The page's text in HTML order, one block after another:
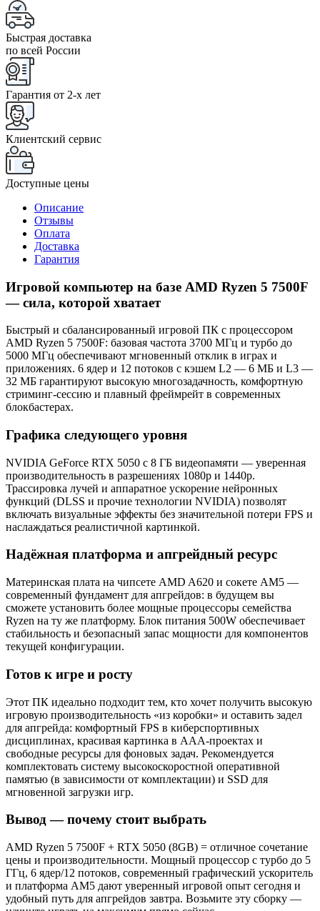
Быстрая доставка
по всей России
Гарантия от 2-x лет
Клиентский сервис
Доступные цены
Описание
Отзывы
Оплата
Доставка
Гарантия
Игровой компьютер на базе AMD Ryzen 5 7500F
— сила, которой хватает
Быстрый и сбалансированный игровой ПК с процессором
AMD Ryzen 5 7500F: базовая частота 3700 МГц и турбо до
5000 МГц обеспечивают мгновенный отклик в играх и
приложениях. 6 ядер и 12 потоков с кэшем L2 — 6 МБ и L3 —
32 МБ гарантируют высокую многозадачность, комфортную
стриминг-сессию и плавный фреймрейт в современных
блокбастерах.
Графика следующего уровня
NVIDIA GeForce RTX 5050 с 8 ГБ видеопамяти — уверенная
производительность в разрешениях 1080p и 1440p.
Трассировка лучей и аппаратное ускорение нейронных
функций (DLSS и прочие технологии NVIDIA) позволят
включать визуальные эффекты без значительной потери FPS и
наслаждаться реалистичной картинкой.
Надёжная платформа и апгрейдный ресурс
Материнская плата на чипсете AMD A620 и сокете AM5 —
современный фундамент для апгрейдов: в будущем вы
сможете установить более мощные процессоры семейства
Ryzen на ту же платформу. Блок питания 500W обеспечивает
стабильность и безопасный запас мощности для компонентов
текущей конфигурации.
Готов к игре и росту
Этот ПК идеально подходит тем, кто хочет получить высокую
игровую производительность «из коробки» и оставить задел
для апгрейда: комфортный FPS в киберспортивных
дисциплинах, красивая картинка в AAA-проектах и
свободные ресурсы для фоновых задач. Рекомендуется
комплектовать систему высокоскоростной оперативной
памятью (в зависимости от комплектации) и SSD для
мгновенной загрузки игр.
Вывод — почему стоит выбрать
AMD Ryzen 5 7500F + RTX 5050 (8GB) = отличное сочетание
цены и производительности. Мощный процессор с турбо до 5
ГГц, 6 ядер/12 потоков, современный графический ускоритель
и платформа AM5 дают уверенный игровой опыт сегодня и
удобный путь для апгрейдов завтра. Возьмите эту сборку —